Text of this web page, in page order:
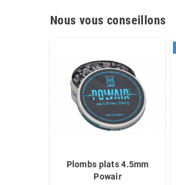
Nous vous conseillons
Plombs plats 4.5mm
Powair